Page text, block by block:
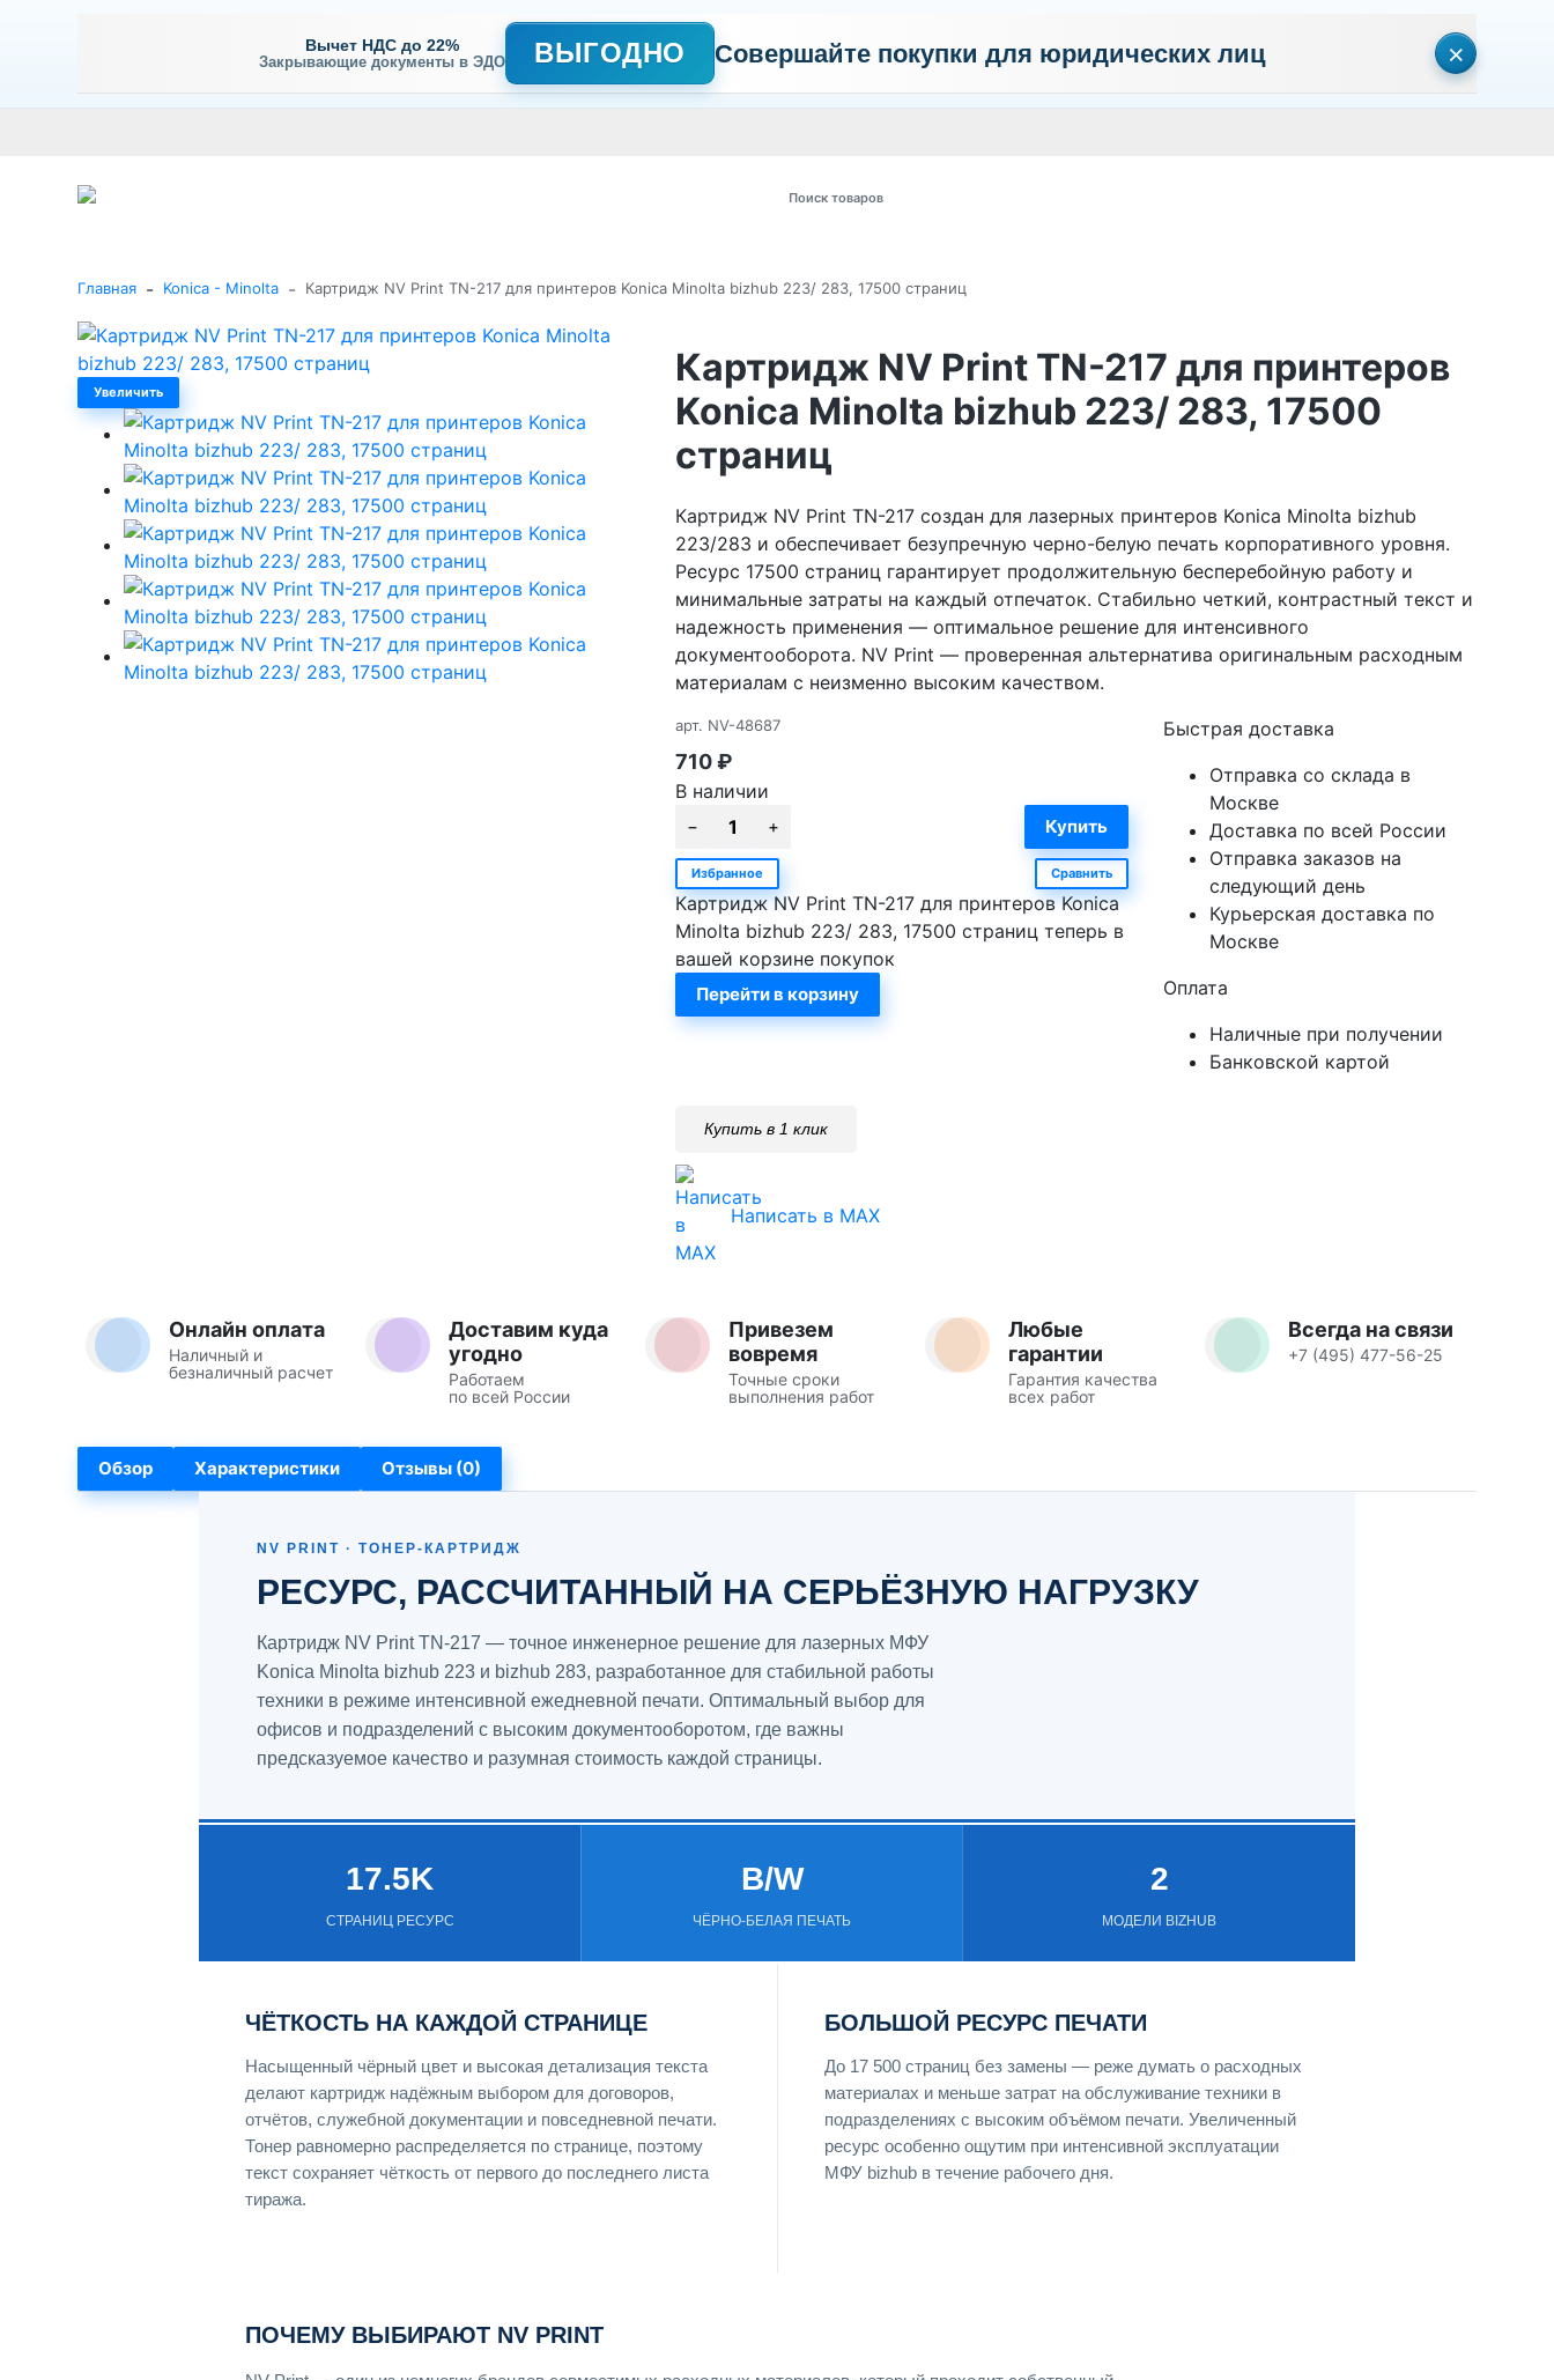
Вычет НДС до 22%
Закрывающие документы в ЭДО ВЫГОДНО Совершайте покупки для юридических лиц ×
Главная - Konica - Minolta - Картридж NV Print TN-217 для принтеров Konica Minolta bizhub 223/ 283, 17500 страниц
Увеличить
Картридж NV Print TN-217 для принтеров
Konica Minolta bizhub 223/ 283, 17500
страниц
Картридж NV Print TN-217 создан для лазерных принтеров Konica Minolta bizhub
223/283 и обеспечивает безупречную черно-белую печать корпоративного уровня.
Ресурс 17500 страниц гарантирует продолжительную бесперебойную работу и
минимальные затраты на каждый отпечаток. Стабильно четкий, контрастный текст и
надежность применения — оптимальное решение для интенсивного
документооборота. NV Print — проверенная альтернатива оригинальным расходным
материалам с неизменно высоким качеством.
арт. NV-48687
710₽
В наличии
Избранное Сравнить
Картридж NV Print TN-217 для принтеров Konica
Minolta bizhub 223/ 283, 17500 страниц теперь в
вашей корзине покупок
Перейти в корзину
Быстрая доставка
Отправка со склада в
Москве
Доставка по всей России
Отправка заказов на
следующий день
Курьерская доставка по
Москве
Оплата
Наличные при получении
Банковской картой
Купить в 1 клик
Написать в MAX
Онлайн оплата
Наличный и
безналичный расчет
Доставим куда
угодно
Работаем
по всей России
Привезем
вовремя
Точные сроки
выполнения работ
Любые
гарантии
Гарантия качества
всех работ
Всегда на связи
+7 (495) 477-56-25
Обзор Характеристики Отзывы (0)
NV PRINT · ТОНЕР-КАРТРИДЖ
РЕСУРС, РАССЧИТАННЫЙ НА СЕРЬЁЗНУЮ НАГРУЗКУ
Картридж NV Print TN-217 — точное инженерное решение для лазерных МФУ
Konica Minolta bizhub 223 и bizhub 283, разработанное для стабильной работы
техники в режиме интенсивной ежедневной печати. Оптимальный выбор для
офисов и подразделений с высоким документооборотом, где важны
предсказуемое качество и разумная стоимость каждой страницы.
17.5K
СТРАНИЦ РЕСУРС
B/W
ЧЁРНО-БЕЛАЯ ПЕЧАТЬ
2
МОДЕЛИ BIZHUB
ЧЁТКОСТЬ НА КАЖДОЙ СТРАНИЦЕ
Насыщенный чёрный цвет и высокая детализация текста
делают картридж надёжным выбором для договоров,
отчётов, служебной документации и повседневной печати.
Тонер равномерно распределяется по странице, поэтому
текст сохраняет чёткость от первого до последнего листа
тиража.
БОЛЬШОЙ РЕСУРС ПЕЧАТИ
До 17 500 страниц без замены — реже думать о расходных
материалах и меньше затрат на обслуживание техники в
подразделениях с высоким объёмом печати. Увеличенный
ресурс особенно ощутим при интенсивной эксплуатации
МФУ bizhub в течение рабочего дня.
ПОЧЕМУ ВЫБИРАЮТ NV PRINT